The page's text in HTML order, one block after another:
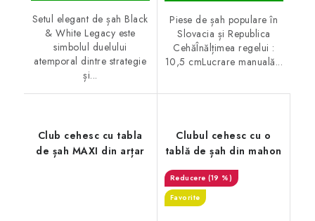
Setul elegant de șah Black
& White Legacy este
simbolul duelului
atemporal dintre strategie
și...
Piese de șah populare în
Slovacia și Republica
CehăÎnălțimea regelui :
10,5 cmLucrare manuală...
Club cehesc cu tabla
de șah MAXI din arțar
Clubul cehesc cu o
tablă de șah din mahon
(19 %)
Favorite